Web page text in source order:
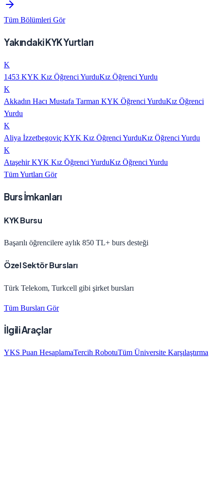
Tüm Bölümleri Gör
Yakındaki KYK Yurtları
K
1453 KYK Kız Öğrenci YurduKız Öğrenci Yurdu
K
Akkadın Hacı Mustafa Tarman KYK Öğrenci YurduKız Öğrenci
Yurdu
K
Aliya İzzetbegoviç KYK Kız Öğrenci YurduKız Öğrenci Yurdu
K
Ataşehir KYK Kız Öğrenci YurduKız Öğrenci Yurdu
Tüm Yurtları Gör
Burs İmkanları
KYK Bursu
Başarılı öğrencilere aylık 850 TL+ burs desteği
Özel Sektör Bursları
Türk Telekom, Turkcell gibi şirket bursları
Tüm Bursları Gör
İlgili Araçlar
YKS Puan HesaplamaTercih RobotuTüm Üniversite Karşılaştırma